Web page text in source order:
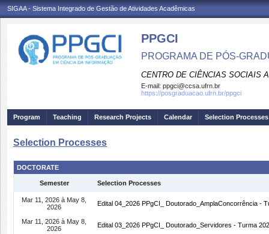
SIGAA - Sistema Integrado de Gestão de Atividades Acadêmicas
PPGCI
PROGRAMA DE PÓS-
CENTRO DE CIÊNCIAS SOCIAIS
E-mail: ppgci@ccsa.ufrn.br
https://posgraduacao.ufrn.br/ppgci
Program Teaching Research Projects Calendar Selection Processes
Selection Processes
DOCTORATE
Semester Selection Processes
Mar 11, 2026 à May 8,
2026
Edital 04_2026 PPgCI_ Doutorado_AmplaConcorrência -
Mar 11, 2026 à May 8,
2026
Edital 03_2026 PPgCI_ Doutorado_Servidores - Turma